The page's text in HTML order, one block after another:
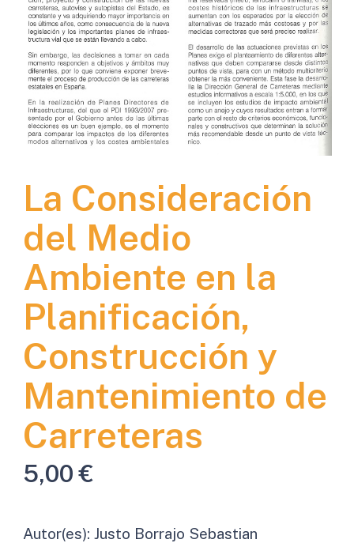
La Consideración
del Medio
Ambiente en la
Planificación,
Construcción y
Mantenimiento de
Carreteras
5,00€
Autor(es): Justo Borrajo Sebastian